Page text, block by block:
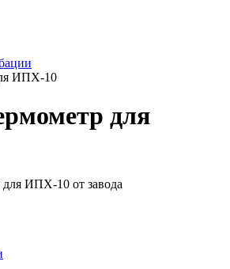
ИПХ-10
для